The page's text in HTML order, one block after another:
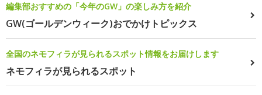
編集部おすすめの「今年のGW」の楽しみ方を紹介
GW(ゴールデンウィーク)おでかけトピックス
全国のネモフィラが見られるスポット情報をお届けします
ネモフィラが見られるスポット